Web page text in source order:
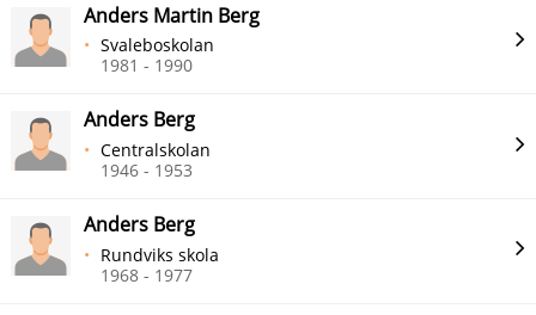
Anders Martin Berg
Svaleboskolan
1981 - 1990
Anders Berg
Centralskolan
1946 - 1953
Anders Berg
Rundviks skola
1968 - 1977